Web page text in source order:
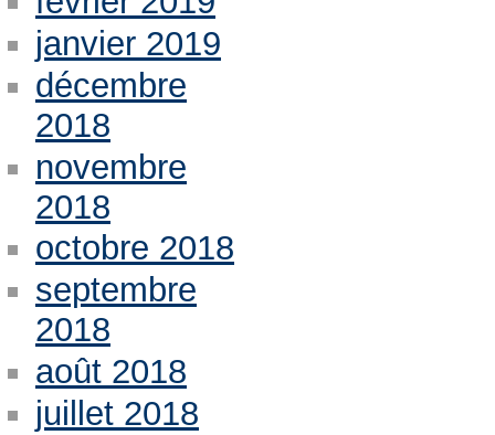
janvier 2019
décembre
2018
novembre
2018
octobre 2018
septembre
2018
août 2018
juillet 2018